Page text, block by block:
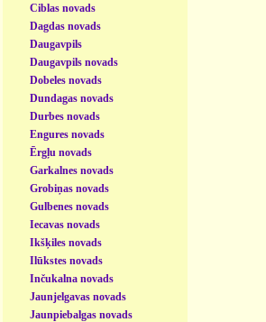
Ciblas novads
Dagdas novads
Daugavpils
Daugavpils novads
Dobeles novads
Dundagas novads
Durbes novads
Engures novads
Ērgļu novads
Garkalnes novads
Grobiņas novads
Gulbenes novads
Iecavas novads
Ikšķiles novads
Ilūkstes novads
Inčukalna novads
Jaunjelgavas novads
Jaunpiebalgas novads